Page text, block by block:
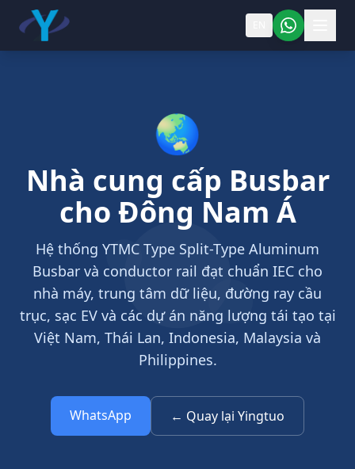
🌏
Nhà cung cấp Busbar
cho Đông Nam Á
Hệ thống YTMC Type Split-Type Aluminum
Busbar và conductor rail đạt chuẩn IEC cho
nhà máy, trung tâm dữ liệu, đường ray cầu
trục, sạc EV và các dự án năng lượng tái tạo tại
Việt Nam, Thái Lan, Indonesia, Malaysia và
Philippines.
WhatsApp ← Quay lại Yingtuo